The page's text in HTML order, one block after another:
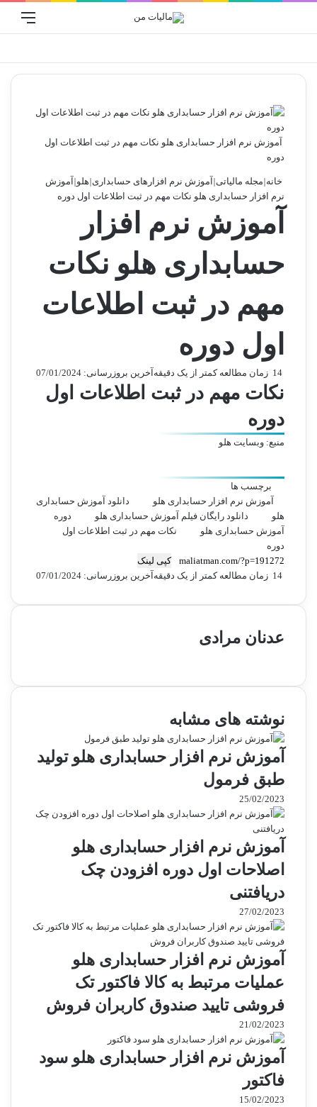
جستجو
آموزش نرم افزار حسابداری هلو نکات مهم در ثبت اطلاعات اول
دوره
خانه|مجله مالیاتی| آموزش نرم افزارهای حسابداری|هلو| آموزش
نرم افزار حسابداری هلو نکات مهم در ثبت اطلاعات اول دوره
آموزش نرم افزار
حسابداری هلو نکات
مهم در ثبت اطلاعات
اول دوره
آخرین بروزرسانی: 07/01/2024 زمان مطالعه کمتر از یک دقیقه
نکات مهم در ثبت اطلاعات اول
دوره
منبع: وبسایت هلو
برچسب ها
آموزش نرم افزار حسابداری هلو
دانلود آموزش حسابداری
هلو
دانلود رایگان فیلم آموزش حسابداری هلو
دوره
آموزش حسابداری هلو
نکات مهم در ثبت اطلاعات اول
دوره
کپی لینک
آخرین بروزرسانی: 07/01/2024 زمان مطالعه کمتر از یک دقیقه
عدنان مرادی
س
ی
ت
نوشته های مشابه
آموزش نرم افزار حسابداری هلو تولید
طبق فرمول
25/02/2023
آموزش نرم افزار حسابداری هلو
اصلاحات اول دوره افزودن چک
دریافتنی
27/02/2023
آموزش نرم افزار حسابداری هلو
عملیات مرتبط به کالا فاکتور تک
فروشی تایید صندوق کاربران فروش
21/02/2023
آموزش نرم افزار حسابداری هلو سود
فاکتور
15/02/2023